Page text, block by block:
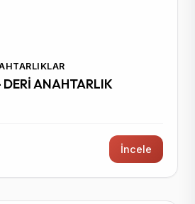
ANAHTARLIK
İncele